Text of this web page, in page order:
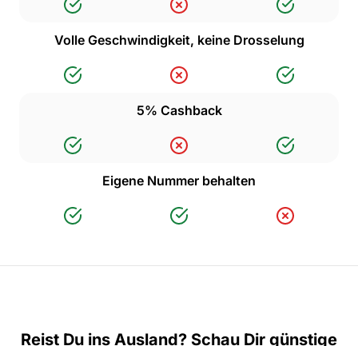
Volle Geschwindigkeit, keine Drosselung
5% Cashback
Eigene Nummer behalten
Reist Du ins Ausland? Schau Dir günstige